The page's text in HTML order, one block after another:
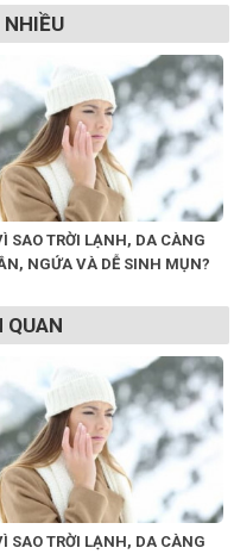
SAO TRỜI LẠNH, DA CÀNG
NGỨA VÀ DỄ SINH MỤN?
QUAN
SAO TRỜI LẠNH, DA CÀNG